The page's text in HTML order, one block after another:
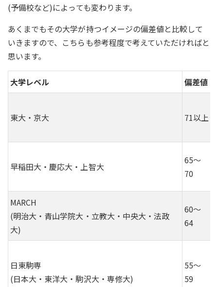
(予備校など)によっても変わります。
あくまでもその大学が持つイメージの偏差値と比較して
いきますので、こちらも参考程度で考えていただければと
思います。
大学レベル 偏差値
東大・京大 71以上
早稲田大・慶応大・上智大
65～
70
MARCH
(明治大・青山学院大・立教大・中央大・法政
大)
60～
64
日東駒専
(日本大・東洋大・駒沢大・専修大)
55～
59